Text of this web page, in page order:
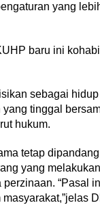
yang
baru ini
sebagai
tinggal
hukum.
tetap
yang
“Pasal